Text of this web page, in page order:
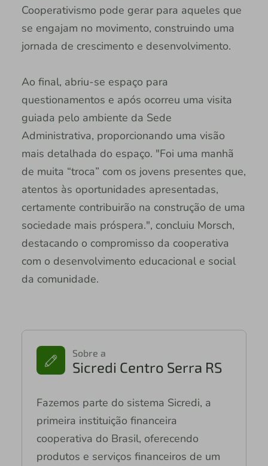
Cooperativismo pode gerar para aqueles que
se engajam no movimento, construindo uma
jornada de crescimento e desenvolvimento.
Ao final, abriu-se espaço para
questionamentos e após ocorreu uma visita
guiada pelo ambiente da Sede
Administrativa, proporcionando uma visão
mais detalhada do espaço. "Foi uma manhã
de muita “troca” com os jovens presentes que,
atentos às oportunidades apresentadas,
certamente contribuirão na construção de uma
sociedade mais próspera.", concluiu Morsch,
destacando o compromisso da cooperativa
com o desenvolvimento educacional e social
da comunidade.
Sobre a
Sicredi Centro Serra RS
Fazemos parte do sistema Sicredi, a
primeira instituição financeira
cooperativa do Brasil, oferecendo
produtos e serviços financeiros de um